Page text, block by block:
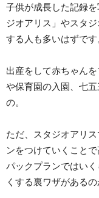
子供が成長した記録
ジオアリス」やスタ
する人も多いはずです
出産をして赤ちゃん
や保育園の入園、七
の。
ただ、スタジオアリ
ンをつけていくこと
パックプランではい
くする裏ワザがある